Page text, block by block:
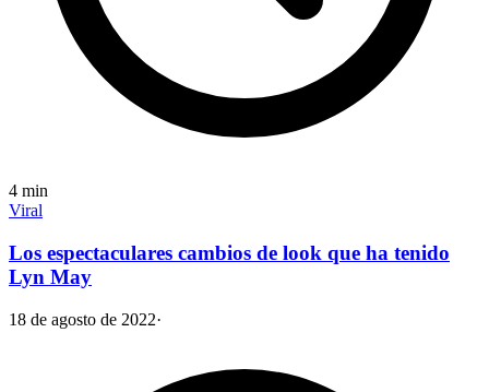
4 min
Viral
Los espectaculares cambios de look que ha tenido
Lyn May
18 de agosto de 2022·